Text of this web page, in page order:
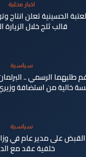
اخبار محلية
قالب ثلج خلال الزيارة
سياسية
طلبهما الرسمي ..
خالية من استضافة
سياسية
القبض على مدير عام في
خلفية عقد مع